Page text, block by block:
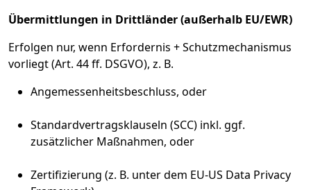
Übermittlungen in Drittländer (außerhalb EU/EWR)
Erfolgen nur, wenn Erfordernis + Schutzmechanismus
vorliegt (Art. 44 ff. DSGVO), z. B.
Angemessenheitsbeschluss, oder
Standardvertragsklauseln (SCC) inkl. ggf.
zusätzlicher Maßnahmen, oder
Zertifizierung (z. B. unter dem EU-US Data Privacy